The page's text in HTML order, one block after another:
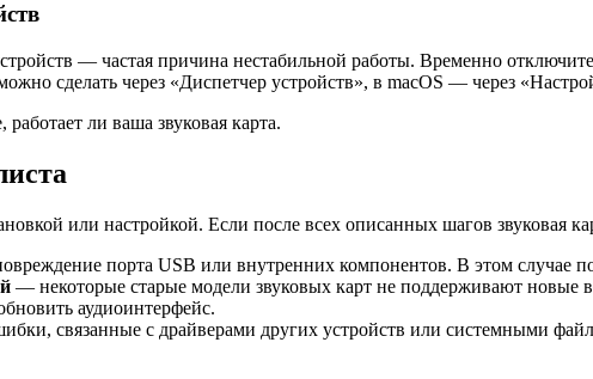
— частая причина нестабильной работы. Временно
сделать через «Диспетчер устройств», в macOS — через
ли ваша звуковая карта.
или настройкой. Если после всех описанных шагов звуковая
порта USB или внутренних компонентов. В этом случае
— некоторые старые модели звуковых карт не поддерживают новые
аудиоинтерфейс.
связанные с драйверами других устройств или системными